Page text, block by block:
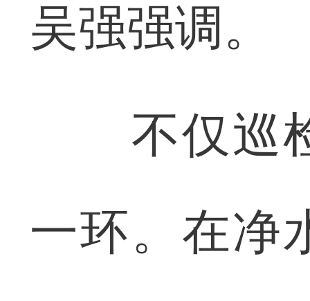
吴强强调。
不仅巡检
一环。在净